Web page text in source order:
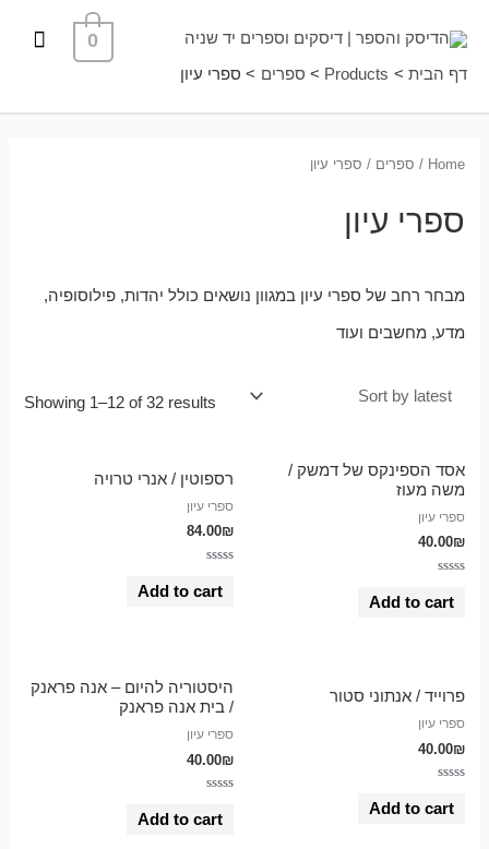
0
דף הבית Products ספרים ספרי עיון
Home
/ ספרים / ספרי עיון
ספרי עיון
מבחר רחב של ספרי עיון במגוון נושאים כולל יהדות, פילוסופיה,
מדע, מחשבים ועוד
Showing 1–12 of 32 results
אסד הספינקס של דמשק /
משה מעוז
ספרי עיון
40.00₪
out
Add to cart
רספוטין / אנרי טרויה
ספרי עיון
84.00₪
out
Add to cart
פרוייד / אנתוני סטור
ספרי עיון
40.00₪
out
Add to cart
היסטוריה להיום – אנה פראנק
/ בית אנה פראנק
ספרי עיון
40.00₪
out
Add to cart